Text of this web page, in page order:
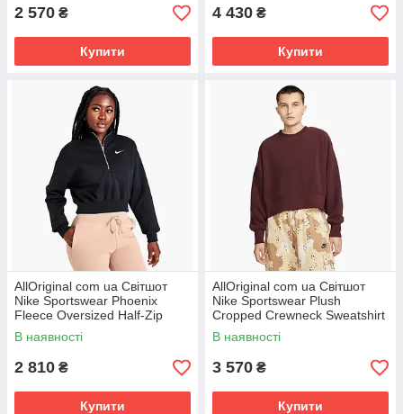
2 570 ₴
Купити
4 430 ₴
Купити
AllOriginal com ua Світшот
Nike Sportswear Phoenix
Fleece Oversized Half-Zip
Crop Sweatshirt Black
Dq5767-010
В наявності
2 810 ₴
Купити
AllOriginal com ua Світшот
Nike Sportswear Plush
Cropped Crewneck Sweatshirt
Bordo Dq6844-652 РОЗМІРИ
В наявності
3 570 ₴
Купити